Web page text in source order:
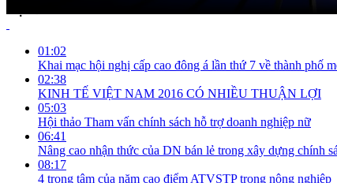
01:02
Khai mạc hội nghị cấp cao đông á lần thứ 7 về thành phố
02:38
KINH TẾ VIỆT NAM 2016 CÓ NHIỀU THUẬN LỢI
05:03
Hội thảo Tham vấn chính sách hỗ trợ doanh nghiệp nữ
06:41
Nâng cao nhận thức của DN bán lẻ trong xây dựng chính
08:17
4 trọng tâm của năm cao điểm ATVSTP trong nông nghiệp